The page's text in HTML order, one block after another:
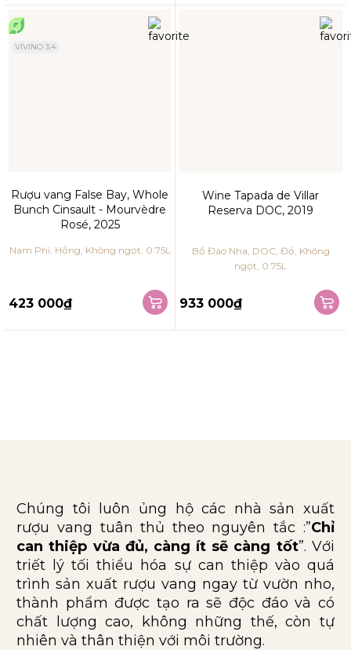
VIVINO 3.4
Rượu vang False Bay, Whole
Bunch Cinsault - Mourvèdre
Rosé, 2025
Nam Phi, Hồng, Không ngọt, 0.75L
423 000₫
Wine Tapada de Villar
Reserva DOC, 2019
Bồ Đào Nha, DOC, Đỏ, Không
ngọt, 0.75L
933 000₫
Chúng tôi luôn ủng hộ các nhà sản xuất
rượu vang tuân thủ theo nguyên tắc :”Chỉ
can thiệp vừa đủ, càng ít sẽ càng tốt”. Với
triết lý tối thiểu hóa sự can thiệp vào quá
trình sản xuất rượu vang ngay từ vườn nho,
thành phẩm được tạo ra sẽ độc đáo và có
chất lượng cao, không những thế, còn tự
nhiên và thân thiện với môi trường.